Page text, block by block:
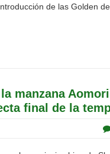
de las Golden
manzana
final de la